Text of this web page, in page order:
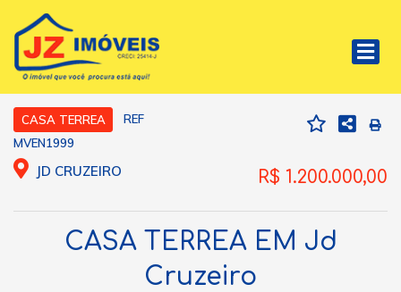
CASA TERREA
REF
MVEN1999
JD CRUZEIRO R$ 1.200.000,00
CASA TERREA EM Jd
Cruzeiro